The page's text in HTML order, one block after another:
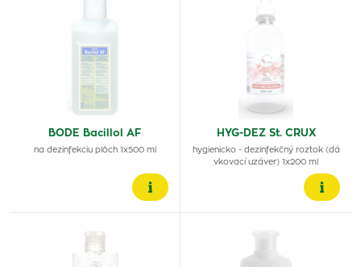
BODE Bacillol AF
na dezinfekciu plôch 1x500 ml
HYG-DEZ St. CRUX
hygienicko - dezinfekčný roztok (dá
vkovací uzáver) 1x200 ml